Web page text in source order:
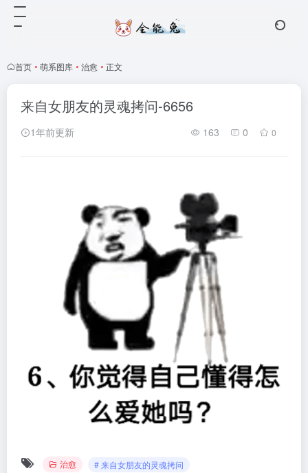
首页 • 萌系图库 • 治愈 • 正文
来自女朋友的灵魂拷问-6656
1年前更新 163 0 0
治愈 # 来自女朋友的灵魂拷问